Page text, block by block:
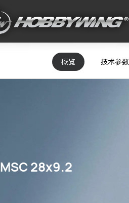
概览 技术参数
MSC 28x9.2